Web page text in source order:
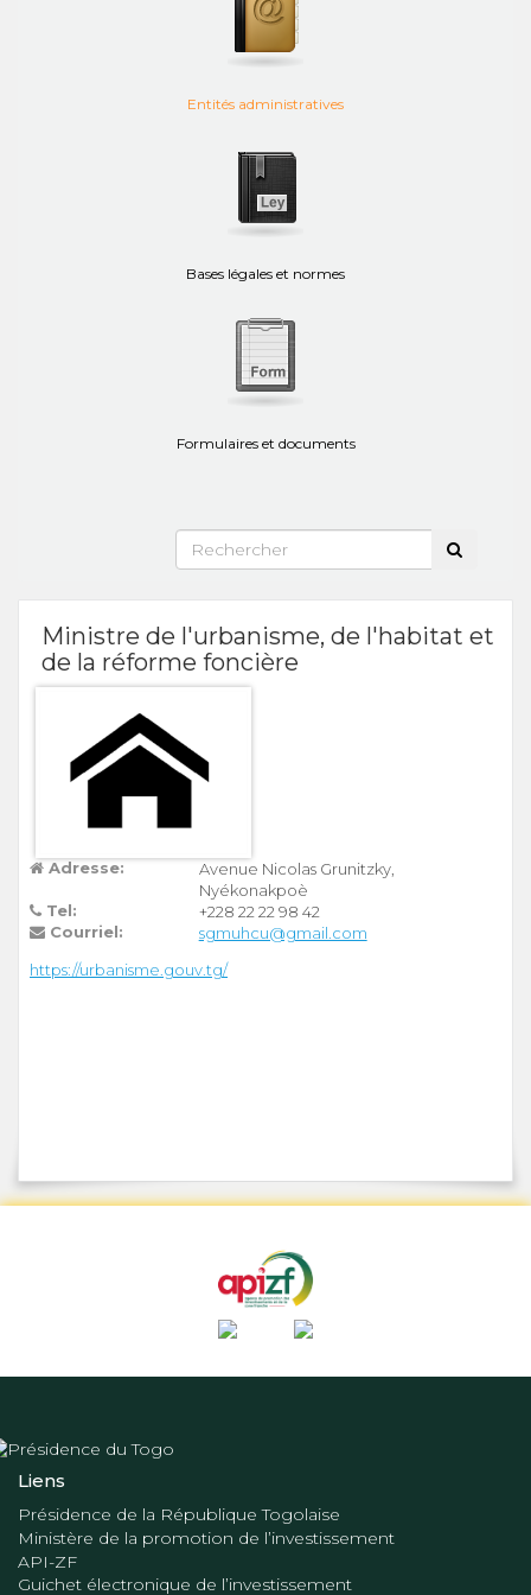
Entités administratives
Bases légales et normes
Formulaires et documents
Ministre de l'urbanisme, de l'habitat et
de la réforme foncière
Adresse:
Avenue Nicolas Grunitzky,
Nyékonakpoè
Tel:
+228 22 22 98 42
Courriel:
sgmuhcu@gmail.com
https://urbanisme.gouv.tg/
Liens
Présidence de la République Togolaise
Ministère de la promotion de l’investissement
API-ZF
Guichet électronique de l’investissement